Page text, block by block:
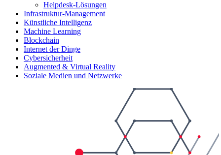
Helpdesk-Lösungen
Infrastruktur-Management
Künstliche Intelligenz
Machine Learning
Blockchain
Internet der Dinge
Cybersicherheit
Augmented & Virtual Reality
Soziale Medien und Netzwerke